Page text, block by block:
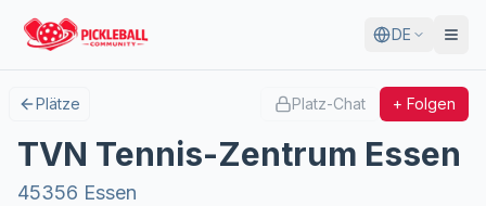
DE
Plätze Platz-Chat + Folgen
TVN Tennis-Zentrum Essen
45356 Essen